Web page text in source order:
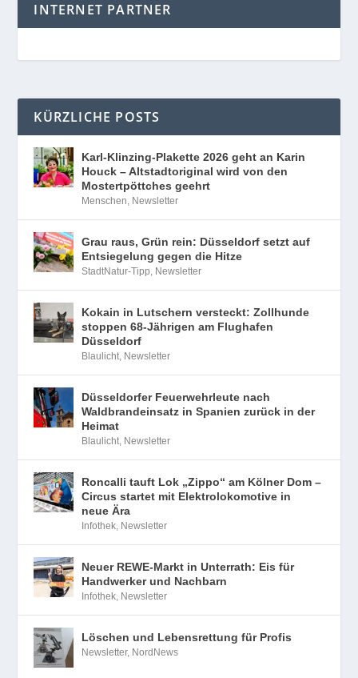
INTERNET PARTNER
KÜRZLICHE POSTS
Karl-Klinzing-Plakette 2026 geht an Karin
Houck – Altstadtoriginal wird von den
Mostertpöttches geehrt
Menschen, Newsletter
Grau raus, Grün rein: Düsseldorf setzt auf
Entsiegelung gegen die Hitze
StadtNatur-Tipp, Newsletter
Kokain in Lutschern versteckt: Zollhunde
stoppen 68-Jährigen am Flughafen
Düsseldorf
Blaulicht, Newsletter
Düsseldorfer Feuerwehrleute nach
Waldbrandeinsatz in Spanien zurück in der
Heimat
Blaulicht, Newsletter
Roncalli tauft Lok „Zippo“ am Kölner Dom –
Circus startet mit Elektrolokomotive in
neue Ära
Infothek, Newsletter
Neuer REWE-Markt in Unterrath: Eis für
Handwerker und Nachbarn
Infothek, Newsletter
Löschen und Lebensrettung für Profis
Newsletter, NordNews